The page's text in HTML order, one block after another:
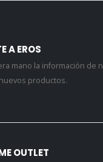
A EROS
mano la información de
productos.
OUTLET